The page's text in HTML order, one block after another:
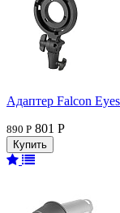
Адаптер Falcon
890 Р 801 Р